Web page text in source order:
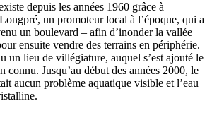
depuis les années 1960 grâce à
un promoteur local à l’époque, qui a
un boulevard – afin d’inonder la vallée
ensuite vendre des terrains en périphérie.
un lieu de villégiature, auquel s’est ajouté le
connu. Jusqu’au début des années 2000, le
aucun problème aquatique visible et l’eau